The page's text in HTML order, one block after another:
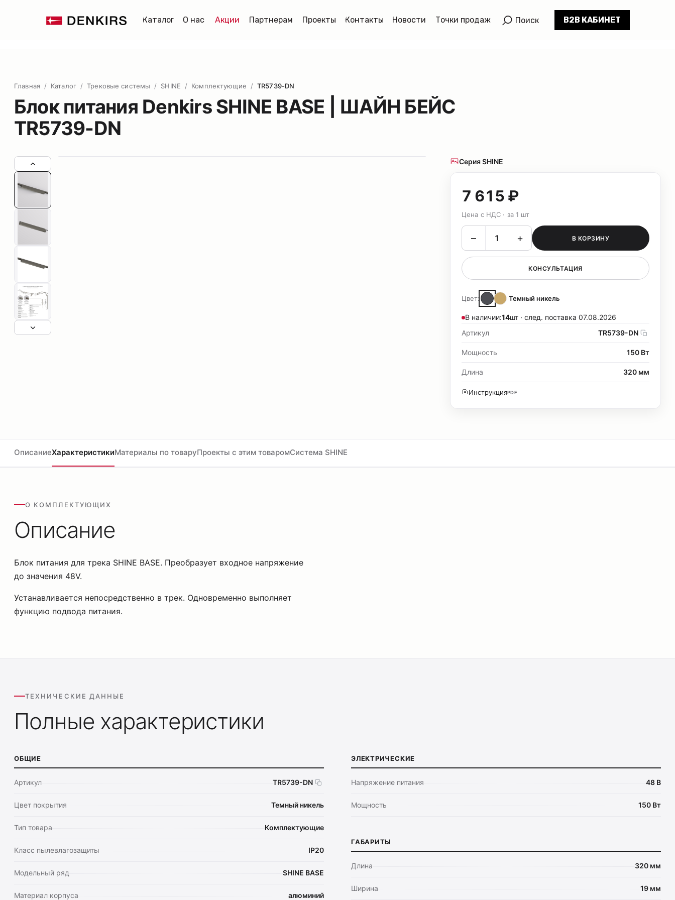
Поиск
Каталог О нас Партнерам Контакты Новости
Проекты
Акции B2B КАБИНЕТ
Точки продаж
Главная / Каталог / Трековые системы / SHINE / Комплектующие / TR5739-DN
Блок питания Denkirs SHINE BASE | ШАЙН БЕЙС
TR5739-DN
Серия SHINE
7 615 ₽
Цена с НДС · за 1 шт
– + В КОРЗИНУ
КОНСУЛЬТАЦИЯ
Цвет: Темный никель
В наличии:14шт · след. поставка 07.08.2026
Артикул
TR5739-DN
Мощность 150 Вт
Длина 320 мм
ИнструкцияPDF
ОписаниеХарактеристикиМатериалы по товаруПроекты с этим товаромСистема SHINE
О КОМПЛЕКТУЮЩИХ
Описание
Блок питания для трека SHINE BASE. Преобразует входное напряжение
до значения 48V.
Устанавливается непосредственно в трек. Одновременно выполняет
функцию подвода питания.
ТЕХНИЧЕСКИЕ ДАННЫЕ
Полные характеристики
ОБЩИЕ
Артикул TR5739-DN
Цвет покрытия Темный никель
Тип товара Комплектующие
Класс пылевлагозащиты IP20
Модельный ряд SHINE BASE
Материал корпуса алюминий
ЭЛЕКТРИЧЕСКИЕ
Напряжение питания 48 В
Мощность 150 Вт
ГАБАРИТЫ
Длина 320 мм
Ширина 19 мм